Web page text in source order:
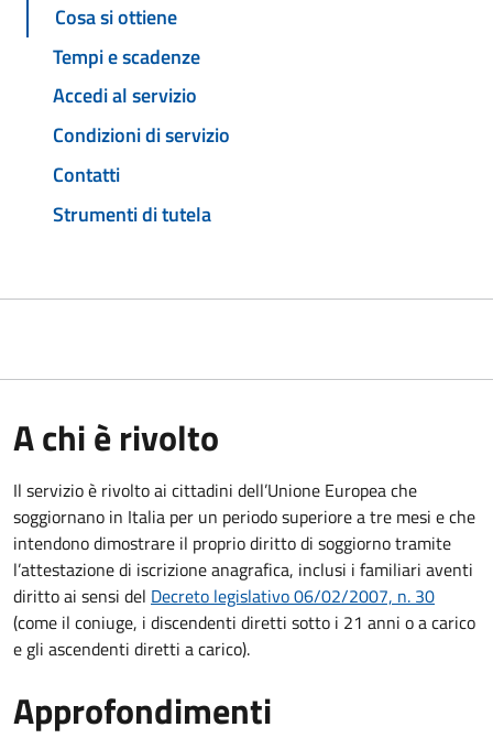
Cosa si ottiene
Tempi e scadenze
Accedi al servizio
Condizioni di servizio
Contatti
Strumenti di tutela
A chi è rivolto
Il servizio è rivolto ai cittadini dell’Unione Europea che
soggiornano in Italia per un periodo superiore a tre mesi e che
intendono dimostrare il proprio diritto di soggiorno tramite
l’attestazione di iscrizione anagrafica, inclusi i familiari aventi
diritto ai sensi del Decreto legislativo 06/02/2007, n. 30
(come il coniuge, i discendenti diretti sotto i 21 anni o a carico
e gli ascendenti diretti a carico).
Approfondimenti